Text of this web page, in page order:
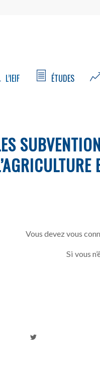
L’IEIF ÉTUDES
Vous devez vous
Si vous